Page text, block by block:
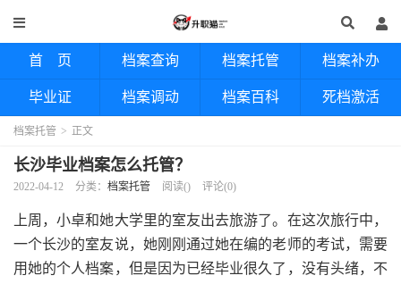
首 页 档案查询 档案托管 档案补办
毕业证 档案调动 档案百科 死档激活
档案托管 > 正文
长沙毕业档案怎么托管？
2022-04-12 分类： 档案托管 阅读() 评论(0)
上周，小卓和她大学里的室友出去旅游了。在这次旅行中，
一个长沙的室友说，她刚刚通过她在编的老师的考试，需要
用她的个人档案，但是因为已经毕业很久了，没有头绪，不